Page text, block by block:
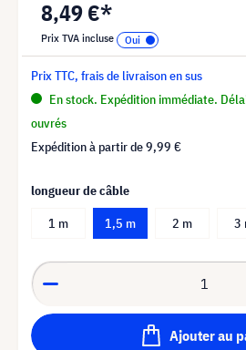
8,49 €*
Prix TVA incluse
Prix TTC, frais de livraison en sus
En stock. Expédition immédiate.
ouvrés
Expédition à partir de9,99 €
longueur de câble
1 m
1,5 m 2 m 3
Ajouter au